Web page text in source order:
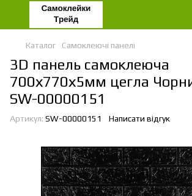
Каталог Самоклеючі панелі
3D панель самоклеюча
700х770х5мм цегла
SW-00000151
Артикул: SW-00000151 Написати відгук